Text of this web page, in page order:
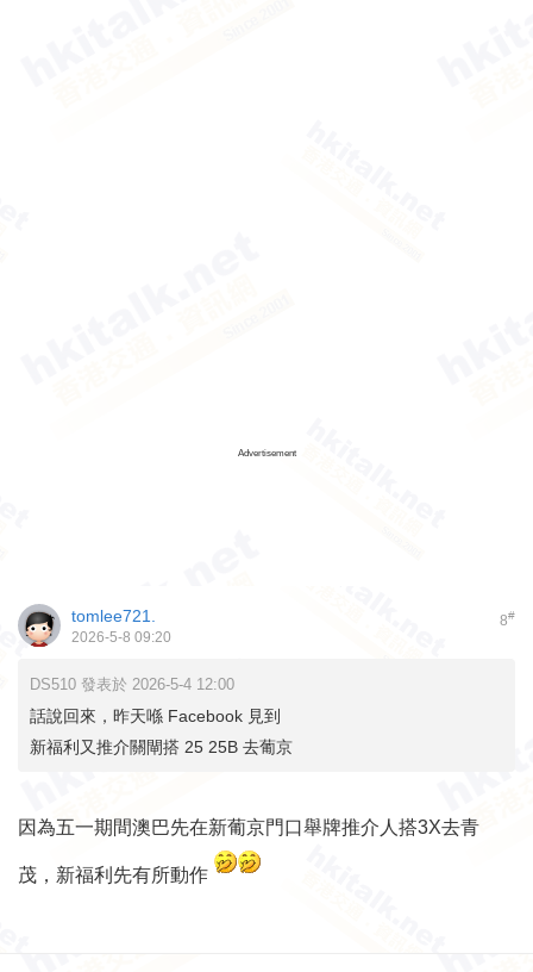
Advertisement
8#
tomlee721.
2026-5-8 09:20
DS510 發表於 2026-5-4 12:00
話說回來，昨天喺 Facebook 見到
新福利又推介關閘搭 25 25B 去葡京
因為五一期間澳巴先在新葡京門口舉牌推介人搭3X去青
茂，新福利先有所動作